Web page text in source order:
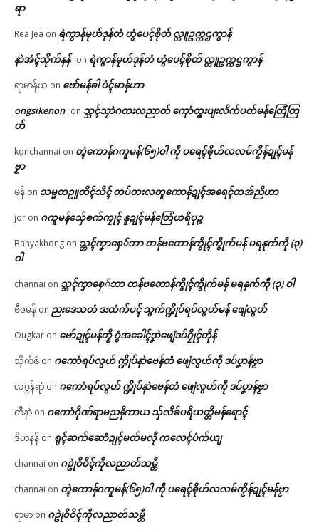
ရာ
Rea Jea on ရဲကွာန်မုဟ်ဒုန်တံ ဟွံပေၚ်စိုတ် လ္တူဥက္ကဌကွာန်
နာဲအံၚ်သိုက်နန် on ရဲကွာန်မုဟ်ဒုန်တံ ဟွံပေၚ်စိုတ် လ္တူဥက္ကဌကွာန်
ရာမာန်ယ on ဗော်မန်ၜါ ပံၚ်မာန်ဟာ
ongsikenon on သ္ဘၚ်သၠာဲဂတးလညာတ် ကေုာံထ္ၜးပျးလိက်ပတ်မန်တြေံတြ
ဟ်
konchannai on တ္ၚဲကောန်ဂကူမန်(၆၅)ဝါ ကဵု ပရေၚ်ၜိုဟ်လလမ်ကၟိန်ဍုၚ်မန်
ဗၟာ
မန် on သမ္မတဥူတိၚ်သိၚ် တပ်တးလတူကောန်ဍုၚ်အရေၚ်တအ်ညိဟာ
jor on ဂကူမန်​သှ်ေၜက်ကၠုၚ် နူဍုၚ်မန်တြေံဟရိပုဉ္ဇ
Banyakhong on သ္ဘၚ်ကၞာစှေ်ဘာ တန်ဗတောန်ကွိုၚ်ကွိုက်မန် မရနုက်ကဵု (၃)
ဝါ
channai on သ္ဘၚ်ကၞာစှေ်ဘာ တန်ဗတောန်ကွိုၚ်ကွိုက်မန် မရနုက်ကဵု (၃) ဝါ
ဗီဇမန် on ညးဒေသတံ ဒးထံက်ပၚ် သွက်က္ဍိုပ်ရပ်လွဟ်မန် ဖျေံလွဟ်
Ougkar on ဗော်ဍုၚ်မန်တၟိ ဂွံအခေါၚ်ဒၞာဲဖျေံဒပ်ဂၠိုၚ်တိုန်
သိုက်ဇံ on ဂကောံရပ်လွဟ် က္ဍိုပ်နာဲဗေန်တံ ဖျေံလွဟ်ကဵု ဒပ်ပၞာန်ဗၟာ
လဂ္ဂန်ရာံ on ဂကောံရပ်လွဟ် က္ဍိုပ်နာဲဗေန်တံ ဖျေံလွဟ်ကဵု ဒပ်ပၞာန်ဗၟာ
တီနာဲ on ဂကောံဂိုဏ်ရာမညနိကာယ သှ်လိခ်ပရိယတ္တိမန်ရောၚ်
ဒိဟနန် on ရုၚ်ဆက်ဆောံဍုၚ်မတ်မလီု ကလေၚ်ပံက်ယျ
channai on ဂဥုဲဝိဝိၚ်ကဵုလညာတ်သမ္တီ
channai on တ္ၚဲကောန်ဂကူမန်(၆၅)ဝါ ကဵု ပရေၚ်ၜိုဟ်လလမ်ကၟိန်ဍုၚ်မန်ဗၟာ
ရာမာ on ဂဥုဲဝိဝိၚ်ကဵုလညာတ်သမ္တီ